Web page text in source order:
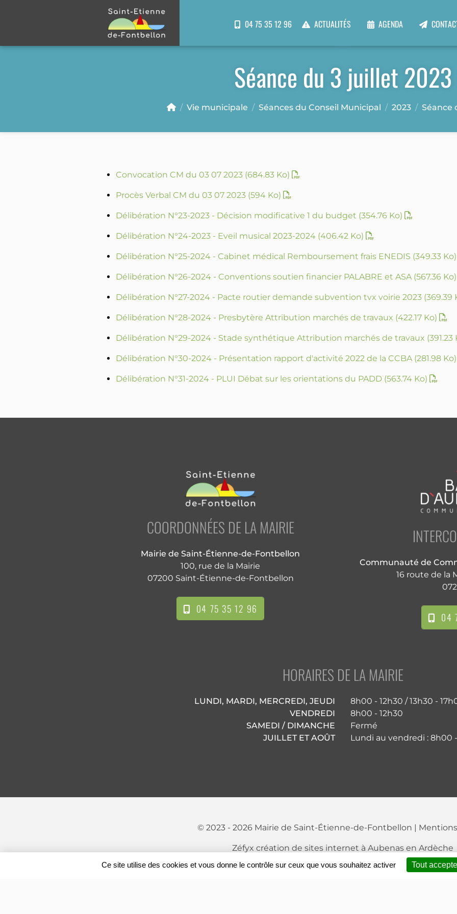
04 75 35 12 96 ACTUALITÉS AGENDA
Séance du 3 juillet 2023
Vie municipale Séances du Conseil Municipal 2023 Séance
Convocation CM du 03 07 2023 (684.83 Ko)
Procès Verbal CM du 03 07 2023 (594 Ko)
Délibération N°23-2023 - Décision modificative 1 du budget (354.76 Ko)
Délibération N°24-2023 - Eveil musical 2023-2024 (406.42 Ko)
Délibération N°25-2024 - Cabinet médical Remboursement frais ENEDIS (349.33 Ko)
Délibération N°26-2024 - Conventions soutien financier PALABRE et ASA (567.36 Ko)
Délibération N°27-2024 - Pacte routier demande subvention tvx voirie 2023 (369.39
Délibération N°28-2024 - Presbytère Attribution marchés de travaux (422.17 Ko)
Délibération N°29-2024 - Stade synthétique Attribution marchés de travaux (391.23
Délibération N°30-2024 - Présentation rapport d'activité 2022 de la CCBA (281.98 Ko)
Délibération N°31-2024 - PLUI Débat sur les orientations du PADD (563.74 Ko)
COORDONNÉES DE LA MAIRIE
Mairie de Saint-Étienne-de-Fontbellon
100, rue de la Mairie
07200 Saint-Étienne-de-Fontbellon
04 75 35 12 96
Communauté de
16 route de la
04
HORAIRES DE LA MAIRIE
LUNDI, MARDI, MERCREDI, JEUDI
8h00 - 12h30 / 13h30 -
VENDREDI
8h00 - 12h30
SAMEDI / DIMANCHE
Fermé
JUILLET ET AOÛT
Lundi au vendredi : 8h00
© 2023 - 2026 Mairie de Saint-Étienne-de-Fontbellon |
Zéfyx création de sites internet à Aubenas en Ardèche
Panneau de gestion des cookies
Ce site utilise des cookies et vous donne le contrôle sur ceux que vous souhaitez activer Tout